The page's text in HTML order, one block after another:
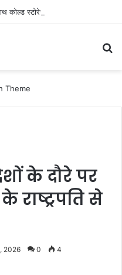
के दौरे पर
राष्ट्रपति से
2026 0 4